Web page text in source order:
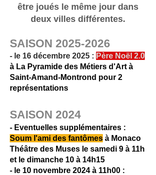
être joués le même jour dans
deux villes différentes.
SAISON 2025-2026
- le 16 décembre 2025 : Père Noël 2.0
à La Pyramide des Métiers d'Art à
Saint-Amand-Montrond pour 2
représentations
SAISON 2024
- Eventuelles supplémentaires :
Soum l'ami des fantômes à Monaco
Théâtre des Muses le samedi 9 à 11h
et le dimanche 10 à 14h15
- le 10 novembre 2024 à 11h00 :